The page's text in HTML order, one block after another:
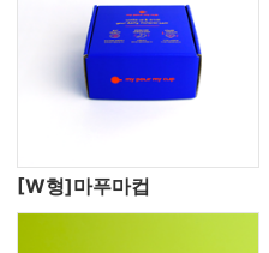
[W형]마푸마컵